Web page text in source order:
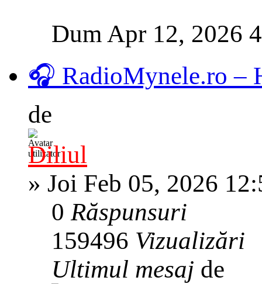
Dum Apr 12, 2026
🎧 RadioMynele.ro –
de
Diliul
» Joi Feb 05, 2026
0Răspunsuri
159496 Vizualizări
Ultimul mesaj de